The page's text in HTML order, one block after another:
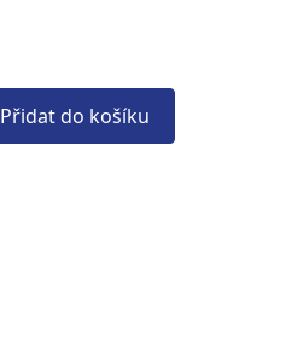
Přidat do košíku